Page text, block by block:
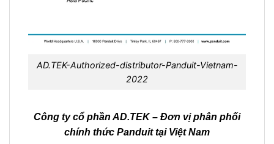
AD.TEK-Authorized-distributor-Panduit-Vietnam-
2022
Công ty cổ phần AD.TEK – Đơn vị phân phối
chính thức Panduit tại Việt Nam